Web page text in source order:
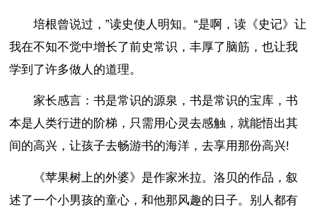
培根曾说过，”读史使人明知。“是啊，读《史记》让
我在不知不觉中增长了前史常识，丰厚了脑筋，也让我
学到了许多做人的道理。
家长感言：书是常识的源泉，书是常识的宝库，书
本是人类行进的阶梯，只需用心灵去感触，就能悟出其
间的高兴，让孩子去畅游书的海洋，去享用那份高兴!
《苹果树上的外婆》是作家米拉。洛贝的作品，叙
述了一个小男孩的童心，和他那风趣的日子。别人都有